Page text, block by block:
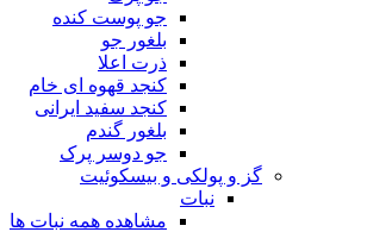
جو پوست کنده
بلغور جو
ذرت اعلا
کنجد قهوه ای خام
کنجد سفید ایرانی
بلغور گندم
جو دوسر پرک
گز و پولکی و بیسکوئیت
نبات
مشاهده همه نبات ها